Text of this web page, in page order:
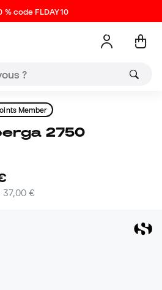
% code FLDAY10
Member
2750
37,00 €